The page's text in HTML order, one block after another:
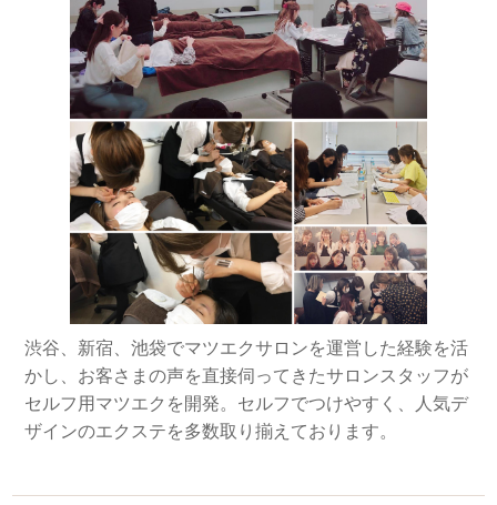
渋谷、新宿、池袋でマツエクサロンを運営した経験を活
かし、お客さまの声を直接伺ってきたサロンスタッフが
セルフ用マツエクを開発。セルフでつけやすく、人気デ
ザインのエクステを多数取り揃えております。